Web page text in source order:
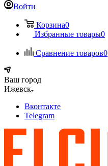
Войти
Корзина0
Избранные товары0
Сравнение товаров0
Ваш город
Ижевск
Вконтакте
Telegram